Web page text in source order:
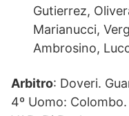
Gutierrez,
Marianucci,
Ambrosino,
Arbitro: Doveri.
4º Uomo: